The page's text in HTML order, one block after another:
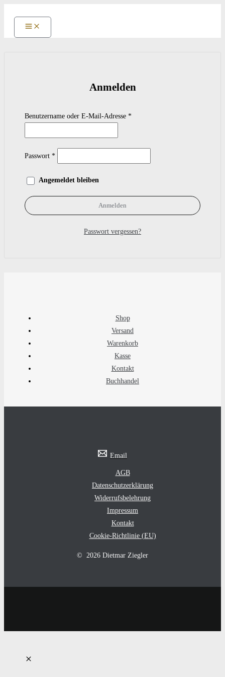
springen
Anmelden
Benutzername oder E-Mail-Adresse *Erforderlich
Passwort *Erforderlich
Angemeldet bleiben
Anmelden
Passwort vergessen?
Shop
Versand
Warenkorb
Kasse
Kontakt
Buchhandel
Email
AGB
Datenschutzerklärung
Widerrufsbelehrung
Impressum
Kontakt
Cookie-Richtlinie (EU)
© 2026 Dietmar Ziegler